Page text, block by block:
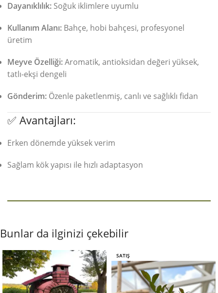
Dayanıklılık: Soğuk iklimlere uyumlu
Kullanım Alanı: Bahçe, hobi bahçesi, profesyonel
üretim
Meyve Özelliği:Aromatik, antioksidan değeri yüksek,
tatlı-ekşi dengeli
Gönderim: Özenle paketlenmiş, canlı ve sağlıklı fidan
✅ Avantajları:
Erken dönemde yüksek verim
Sağlam kök yapısı ile hızlı adaptasyon
Bunlar da ilginizi çekebilir
SATIŞ